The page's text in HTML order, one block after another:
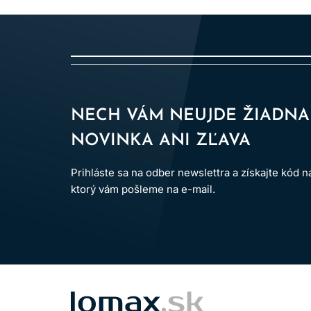
Po aplikácii vlasy dôkladne opláchnite.
Dodržiavanie uvedených pokynov pomáha
NECH VÁM NEUJDE ŽIADNA
NOVINKA ANI ZĽAVA
Prihláste sa na odber newslettra a získajte kód
ktorý vám pošleme na e-mail.
LOMAX